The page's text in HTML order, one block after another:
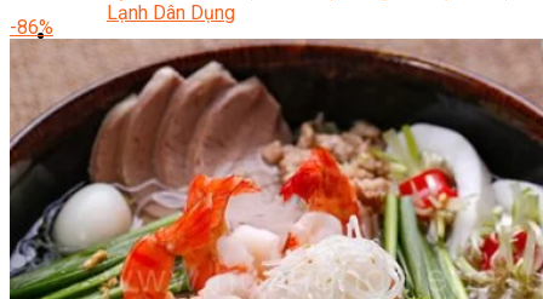
Lạnh Dân Dụng
Ngành Khác
Quản Trị & Phát Triển Doanh Nghiệp
Giám Đốc Nhân Sự Chuyên Nghiệp
Quản Lý Cấp Trung Chuyên Nghiệp
Công Nghệ Thông Tin
Chuyên Viên Quản Trị Vận Hành Hệ Thống
An Ninh Mạng (Network Security)
Chuyên Viên Quản Trị Hệ Thống Và An Ninh
Mạng
Quản Trị Hệ Thống Linux
Quản Trị Vận Hành Microsoft Azure
Data Analyst (Phân Tích Dữ Liệu)
-86%